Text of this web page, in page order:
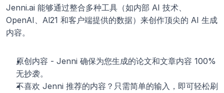
Jenni.ai 能够通过整合多种工具（如内部 AI 技术、
OpenAI、Al21 和客户端提供的数据）来创作顶尖的 AI 生成
内容。
原创内容 - Jenni 确保为您生成的论文和文章内容 100%
无抄袭。
不喜欢 Jenni 推荐的内容？只需简单的输入，即可轻松刷